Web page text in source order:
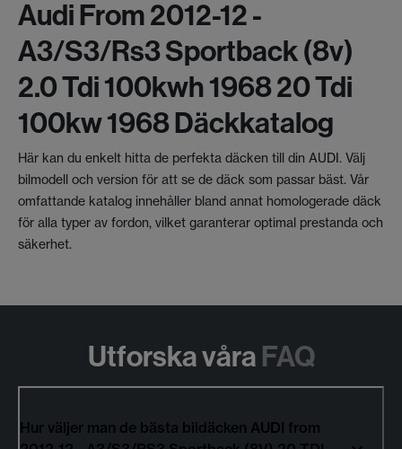
Audi From 2012-12 -
A3/s3/rs3 Sportback (8v)
2.0 Tdi 100kwh 1968 20 Tdi
100kw 1968 Däckkatalog
Här kan du enkelt hitta de perfekta däcken till din AUDI. Välj
bilmodell och version för att se de däck som passar bäst. Vår
omfattande katalog innehåller bland annat homologerade däck
för alla typer av fordon, vilket garanterar optimal prestanda och
säkerhet.
Utforska våra FAQ
Hur väljer man de bästa bildäcken AUDI from